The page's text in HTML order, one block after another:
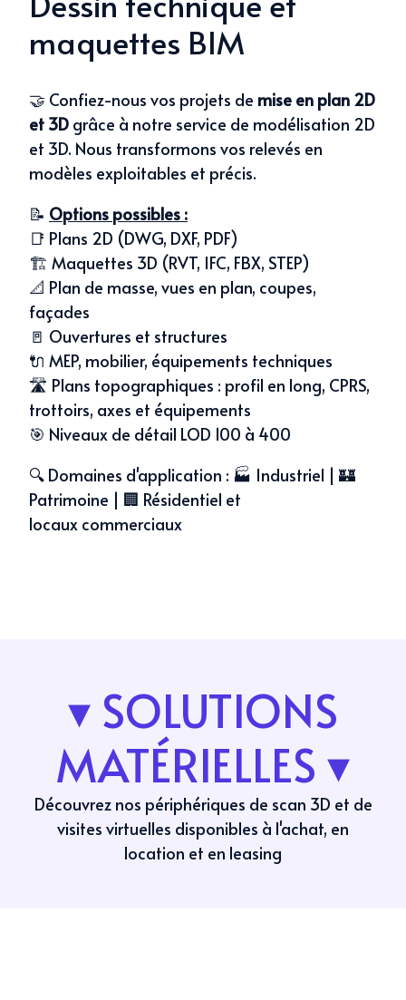
maquettes BIM
🤝 Confiez-nous vos projets de mise en plan 2D
et 3D grâce à notre service de modélisation 2D
et 3D. Nous transformons vos relevés en
modèles exploitables et précis.
📝 Options possibles :
📑 Plans 2D (DWG, DXF, PDF)
🏗 Maquettes 3D (RVT, IFC, FBX, STEP)
📐 Plan de masse, vues en plan, coupes,
façades
🚪 Ouvertures et structures
🔌 MEP, mobilier, équipements techniques
🛣 Plans topographiques : profil en long, CPRS,
trottoirs, axes et équipements
🎯 Niveaux de détail LOD 100 à 400
🔍 Domaines d'application : 🏭 Industriel | 🏰
Patrimoine | 🏢 Résidentiel et
locaux commerciaux
▾ SOLUTIONS
MATÉRIELLES ▾
Découvrez nos périphériques de scan 3D et de
visites virtuelles disponibles à l'achat, en
location et en leasing